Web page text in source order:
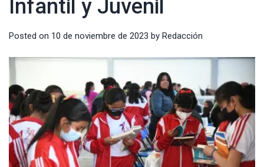
Infantil y Juvenil
Posted on 10 de noviembre de 2023 by Redacción